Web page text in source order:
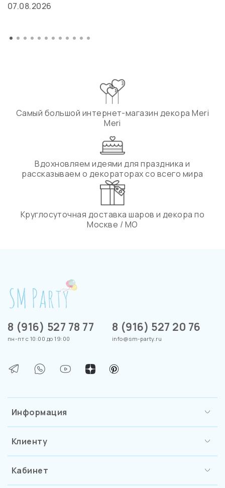
07.08.2026
Самый большой интернет-магазин декора Meri
Meri
Вдохновляем идеями для праздника и
рассказываем о декораторах со всего мира
Круглосуточная доставка шаров и декора по
Москве / МО
Информация
Клиенту
Кабинет
8 (916) 527 78 77
пн-пт с 10:00 до 19:00
8 (916) 527 20 76
info@sm-party.ru